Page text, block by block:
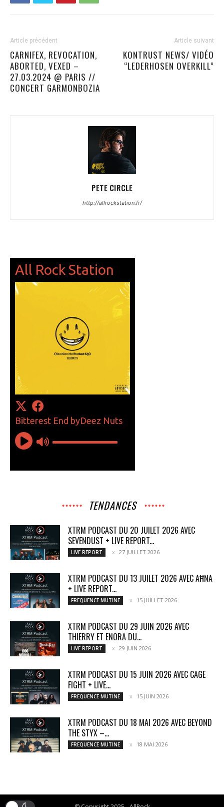
Article précédent
CARNIFEX, REVOCATION,
ABORTED, VEXED –
27.03.2024 @ PARIS //
CONCERT GARMONBOZIA
Article suivant
KONTRUST NEWS/ VIDÉO
“LEDERHOSEN OVERKILL”
PETE CIRCLE
http://allrockstation.fr/
TENDANCES
XTRM PODCAST DU 20 JUILET 2026 AVEC
SEVENDUST + LIVE REPORT...
LIVE REPORT 27 JUILLET 2026
XTRM PODCAST DU 13 JUILET 2026 AVEC AĦNA
+ LIVE REPORT...
FREQUENCE MUTINE 15 JUILLET 2026
XTRM PODCAST DU 29 JUIN 2026 AVEC
THIERRY ET ENORA DU...
LIVE REPORT 29 JUIN 2026
XTRM PODCAST DU 15 JUIN 2026 AVEC CAGE
FIGHT + LIVE...
FREQUENCE MUTINE 15 JUIN 2026
XTRM PODCAST DU 18 MAI 2026 AVEC BEYOND
THE STYX –...
FREQUENCE MUTINE 18 MAI 2026